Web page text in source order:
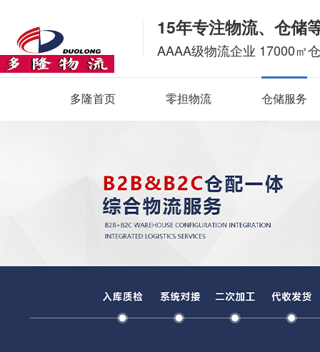
15年专注物流、仓储
AAAA级物流企业 17000㎡
多隆首页 零担物流 仓储服务